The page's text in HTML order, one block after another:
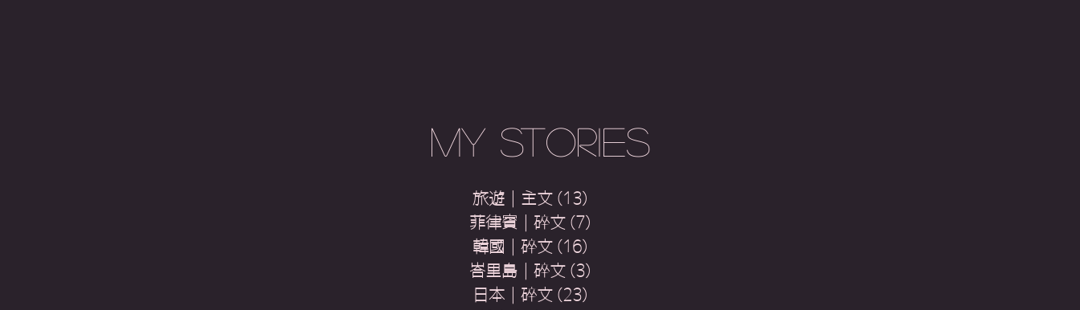
My Stories
旅遊｜主文 (13)
菲律賓｜碎文 (7)
韓國｜碎文 (16)
峇里島｜碎文 (3)
日本｜碎文 (23)